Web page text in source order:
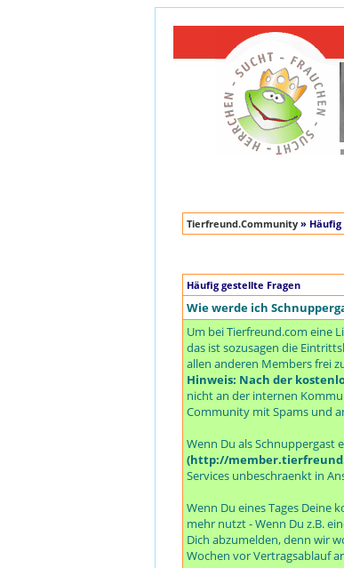
Tierfreund.Community »
Häufig gestellte Fragen
Wie werde ich
Um bei Tierfreund.com eine
das ist sozusagen die
allen anderen Members frei
Hinweis: Nach der
nicht an der internen
Community mit Spams und
Wenn Du als Schnuppergast
(http://
Services unbeschraenkt in
Wenn Du eines Tages Deine
mehr nutzt - Wenn Du z.B.
Dich abzumelden, denn wir
Wochen vor Vertragsablauf